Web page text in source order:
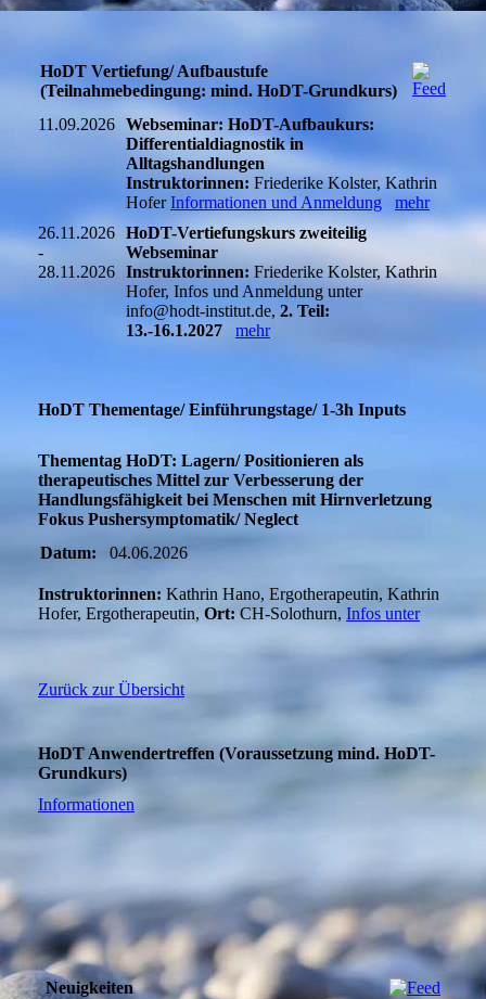
HoDT Vertiefung/ Aufbaustufe
(Teilnahmebedingung: mind. HoDT-Grundkurs)
11.09.2026 Webseminar: HoDT-Aufbaukurs:
Differentialdiagnostik in
Alltagshandlungen
Instruktorinnen: Friederike Kolster, Kathrin
HoferInformationen und Anmeldung
mehr
26.11.2026
-
28.11.2026
HoDT-Vertiefungskurs zweiteilig
Webseminar
Instruktorinnen: Friederike Kolster, Kathrin
Hofer, Infos und Anmeldung unter
info@hodt-institut.de, 2. Teil:
13.-16.1.2027
mehr
HoDT Thementage/ Einführungstage/ 1-3h Inputs
Thementag HoDT: Lagern/ Positionieren als
therapeutisches Mittel zur Verbesserung der
Handlungsfähigkeit bei Menschen mit Hirnverletzung
Fokus Pushersymptomatik/ Neglect
Datum:
04.06.2026
Instruktorinnen: Kathrin Hano, Ergotherapeutin, Kathrin
Hofer, Ergotherapeutin, Ort: CH-Solothurn, Infos unter
Zurück zur Übersicht
HoDT Anwendertreffen (Voraussetzung mind. HoDT-
Grundkurs)
Informationen
Neuigkeiten